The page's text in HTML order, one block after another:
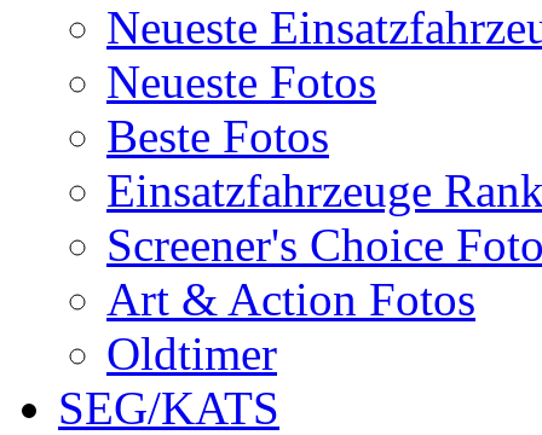
Neueste
Neueste Fotos
Beste Fotos
Einsatzfahrzeuge
Screener's Choice
Art & Action Fotos
Oldtimer
SEG/KATS